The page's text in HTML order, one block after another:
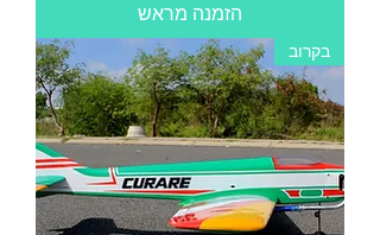
הזמנה מראש
בקרוב